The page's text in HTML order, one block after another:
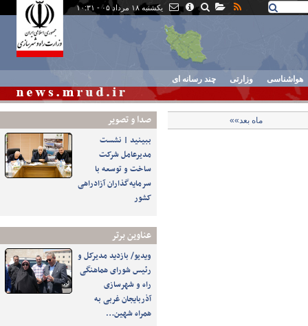
یکشنبه ۱۸ مرداد ۰۵ - ۱۰:۳۱
هواشناسی وزارتی چند رسانه ای
صدا و تصوير
ببینید | نشست
مدیرعامل شرکت
ساخت و توسعه با
سرمایه‌گذاران آزادراهی
کشور
عناوین برتر
ویدیو/ بازدید مدیرکل و
رئیس شورای هماهنگی
راه و شهرسازی
آذربایجان غربی به
همراه شهین…
ماه بعد»»